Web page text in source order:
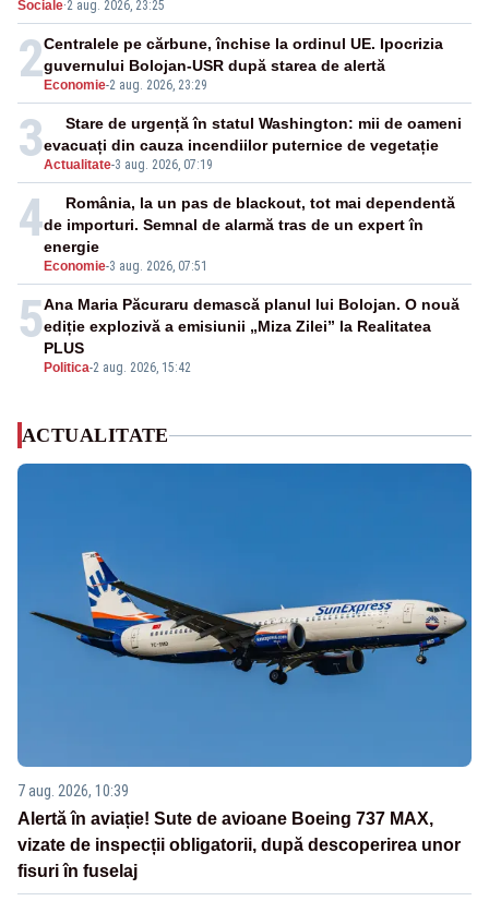
Sociale·2 aug. 2026, 23:25
2 Economie-2 aug. 2026, 23:29
Centralele pe cărbune, închise la ordinul UE. Ipocrizia
guvernului Bolojan-USR după starea de alertă
3Actualitate-3 aug. 2026, 07:19
Stare de urgență în statul Washington: mii de oameni
evacuați din cauza incendiilor puternice de vegetație
4
Economie-3 aug. 2026, 07:51
România, la un pas de blackout, tot mai dependentă
de importuri. Semnal de alarmă tras de un expert în
energie
5
Politica-2 aug. 2026, 15:42
Ana Maria Păcuraru demască planul lui Bolojan. O nouă
ediție explozivă a emisiunii „Miza Zilei” la Realitatea
PLUS
ACTUALITATE
7 aug. 2026, 10:39
Alertă în aviație! Sute de avioane Boeing 737 MAX,
vizate de inspecții obligatorii, după descoperirea unor
fisuri în fuselaj